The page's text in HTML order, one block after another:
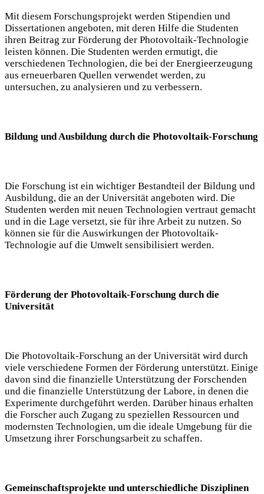
Mit diesem Forschungsprojekt werden Stipendien und
Dissertationen angeboten, mit deren Hilfe die Studenten
ihren Beitrag zur Förderung der Photovoltaik-Technologie
leisten können. Die Studenten werden ermutigt, die
verschiedenen Technologien, die bei der Energieerzeugung
aus erneuerbaren Quellen verwendet werden, zu
untersuchen, zu analysieren und zu verbessern.
Bildung und Ausbildung durch die Photovoltaik-Forschung
Die Forschung ist ein wichtiger Bestandteil der Bildung und
Ausbildung, die an der Universität angeboten wird. Die
Studenten werden mit neuen Technologien vertraut gemacht
und in die Lage versetzt, sie für ihre Arbeit zu nutzen. So
können sie für die Auswirkungen der Photovoltaik-
Technologie auf die Umwelt sensibilisiert werden.
Förderung der Photovoltaik-Forschung durch die
Universität
Die Photovoltaik-Forschung an der Universität wird durch
viele verschiedene Formen der Förderung unterstützt. Einige
davon sind die finanzielle Unterstützung der Forschenden
und die finanzielle Unterstützung der Labore, in denen die
Experimente durchgeführt werden. Darüber hinaus erhalten
die Forscher auch Zugang zu speziellen Ressourcen und
modernsten Technologien, um die ideale Umgebung für die
Umsetzung ihrer Forschungsarbeit zu schaffen.
Gemeinschaftsprojekte und unterschiedliche Disziplinen